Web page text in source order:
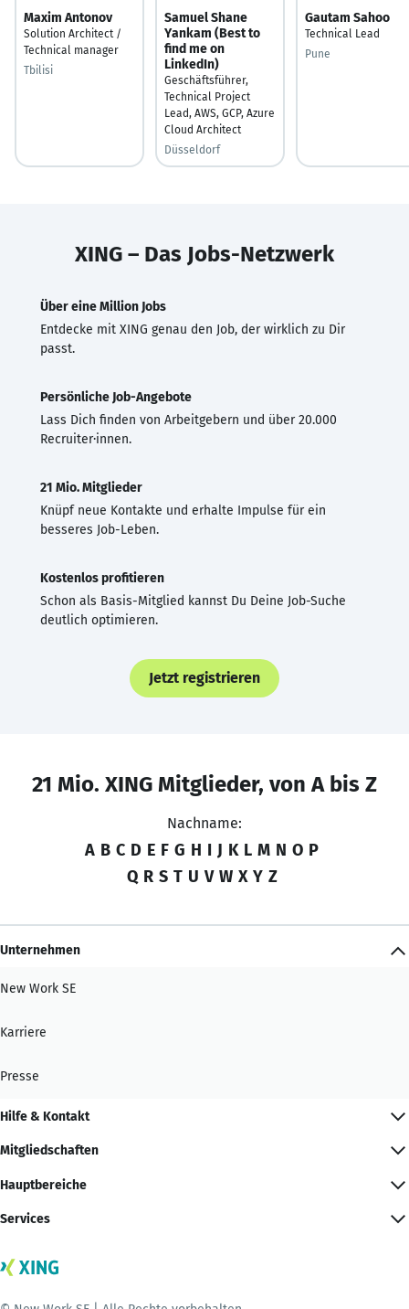
Maxim Antonov
Solution Architect /
Technical manager
Tbilisi
Samuel Shane
Yankam (Best to
find me on
LinkedIn)
Geschäftsführer,
Technical Project
Lead, AWS, GCP, Azure
Cloud Architect
Düsseldorf
Gautam Sahoo
Technical Lead
Pune
XING – Das Jobs-Netzwerk
Über eine Million Jobs
Entdecke mit XING genau den Job, der wirklich zu Dir
passt.
Persönliche Job-Angebote
Lass Dich finden von Arbeitgebern und über 20.000
Recruiter·innen.
21 Mio. Mitglieder
Knüpf neue Kontakte und erhalte Impulse für ein
besseres Job-Leben.
Kostenlos profitieren
Schon als Basis-Mitglied kannst Du Deine Job-Suche
deutlich optimieren.
Jetzt registrieren
21 Mio. XING Mitglieder, von A bis Z
Nachname:
A B C D E F G H I J K L M N O P
Q R S T U V W X Y Z
Unternehmen
New Work SE
Karriere
Presse
Hilfe & Kontakt
Mitgliedschaften
Hauptbereiche
Services